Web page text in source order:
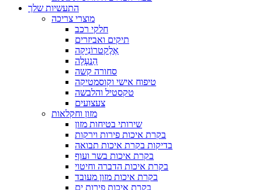
התעשיות שלך
מוצרי צריכה
חלקי רכב
תיקים ואביזרים
אֶלֶקטרוֹנִיקָה
הַנעָלָה
סחורה קשה
טיפוח אישי וקוסמטיקה
טקסטיל והלבשה
צעצועים
מזון וחקלאות
שירותי בטיחות מזון
בקרת איכות פירות וירקות
בדיקות בקרת איכות תבואה
בקרת איכות בשר ועוף
בקרת איכות הדברה וחיטוי
בקרת איכות מזון מעובד
בקרת איכות פירות ים